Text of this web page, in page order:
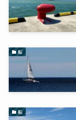
船
船